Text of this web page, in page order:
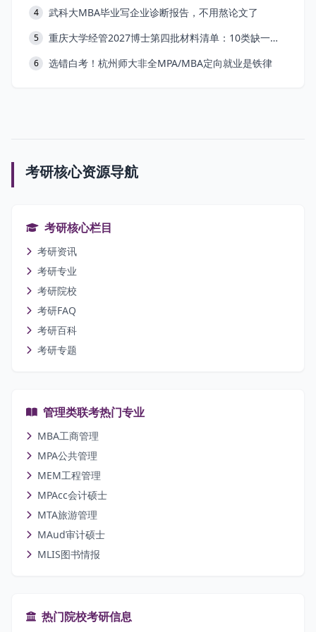
4 武科大MBA毕业写企业诊断报告，不用熬论文了
5 重庆大学经管2027博士第四批材料清单：10类缺一不可
6 选错白考！杭州师大非全MPA/MBA定向就业是铁律
考研核心资源导航
考研核心栏目
考研资讯
考研专业
考研院校
考研FAQ
考研百科
考研专题
管理类联考热门专业
MBA工商管理
MPA公共管理
MEM工程管理
MPAcc会计硕士
MTA旅游管理
MAud审计硕士
MLIS图书情报
热门院校考研信息